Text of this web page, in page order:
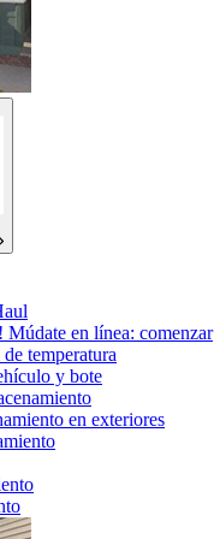
Múdate en línea: comenzar
temperatura
y bote
en exteriores